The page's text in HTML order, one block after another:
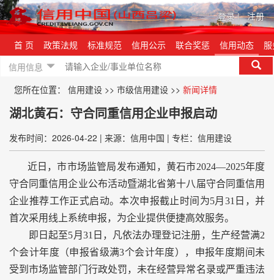
登录| 注册
首 页 政策法规 标准规范 信用公示 联合奖惩 信用动态
信用信息
您所在位置： 信用建设 >> 市级信用建设 >> 新闻详情
湖北黄石：守合同重信用企业申报启动
发布时间：2026-04-22 | 来源：信用中国 | 专栏：信用建设
近日，市市场监管局发布通知，黄石市2024—2025年度
守合同重信用企业公布活动暨湖北省第十八届守合同重信用
企业推荐工作正式启动。本次申报截止时间为5月31日，并
首次采用线上系统申报，为企业提供便捷高效服务。
即日起至5月31日，凡依法办理登记注册，生产经营满2
个会计年度（申报省级满3个会计年度），申报年度期间未
受到市场监管部门行政处罚，未在经营异常名录或严重违法